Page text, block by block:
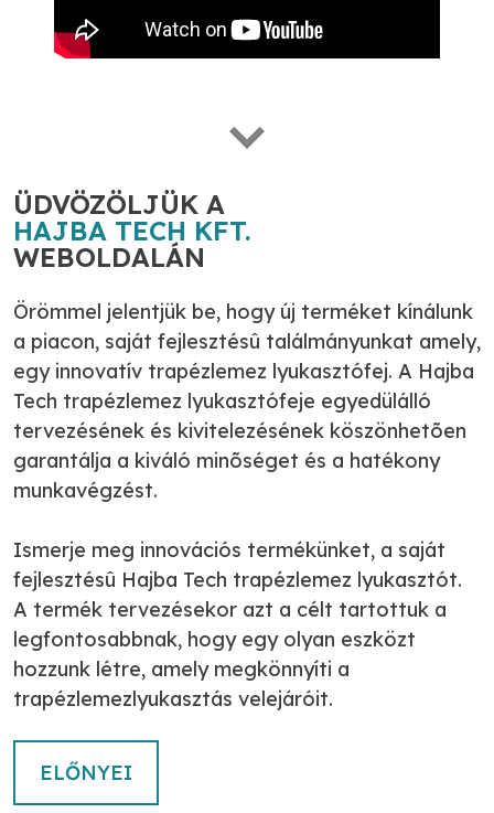
ÜDVÖZÖLJÜK A
HAJBA TECH KFT.
WEBOLDALÁN
Örömmel jelentjük be, hogy új terméket kínálunk
a piacon, saját fejlesztésû találmányunkat amely,
egy innovatív trapézlemez lyukasztófej. A Hajba
Tech trapézlemez lyukasztófeje egyedülálló
tervezésének és kivitelezésének köszönhetõen
garantálja a kiváló minõséget és a hatékony
munkavégzést.
Ismerje meg innovációs termékünket, a saját
fejlesztésû Hajba Tech trapézlemez lyukasztót.
A termék tervezésekor azt a célt tartottuk a
legfontosabbnak, hogy egy olyan eszközt
hozzunk létre, amely megkönnyíti a
trapézlemezlyukasztás velejáróit.
ELŐNYEI